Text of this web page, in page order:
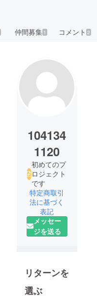
仲間募集 1 コメント2
104134
1120
初めてのプ
ロジェクト
です
特定商取引
法に基づく
表記
メッセー
ジを送る
リターンを
選ぶ